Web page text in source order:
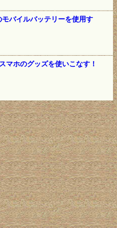
モバイルバッテリーを使用す
マホのグッズを使いこなす！